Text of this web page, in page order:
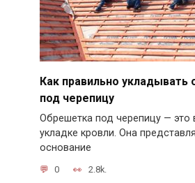
Как правильно укладывать
под черепицу
Обрешетка под черепицу — это
укладке кровли. Она
основание
0 2.8k.